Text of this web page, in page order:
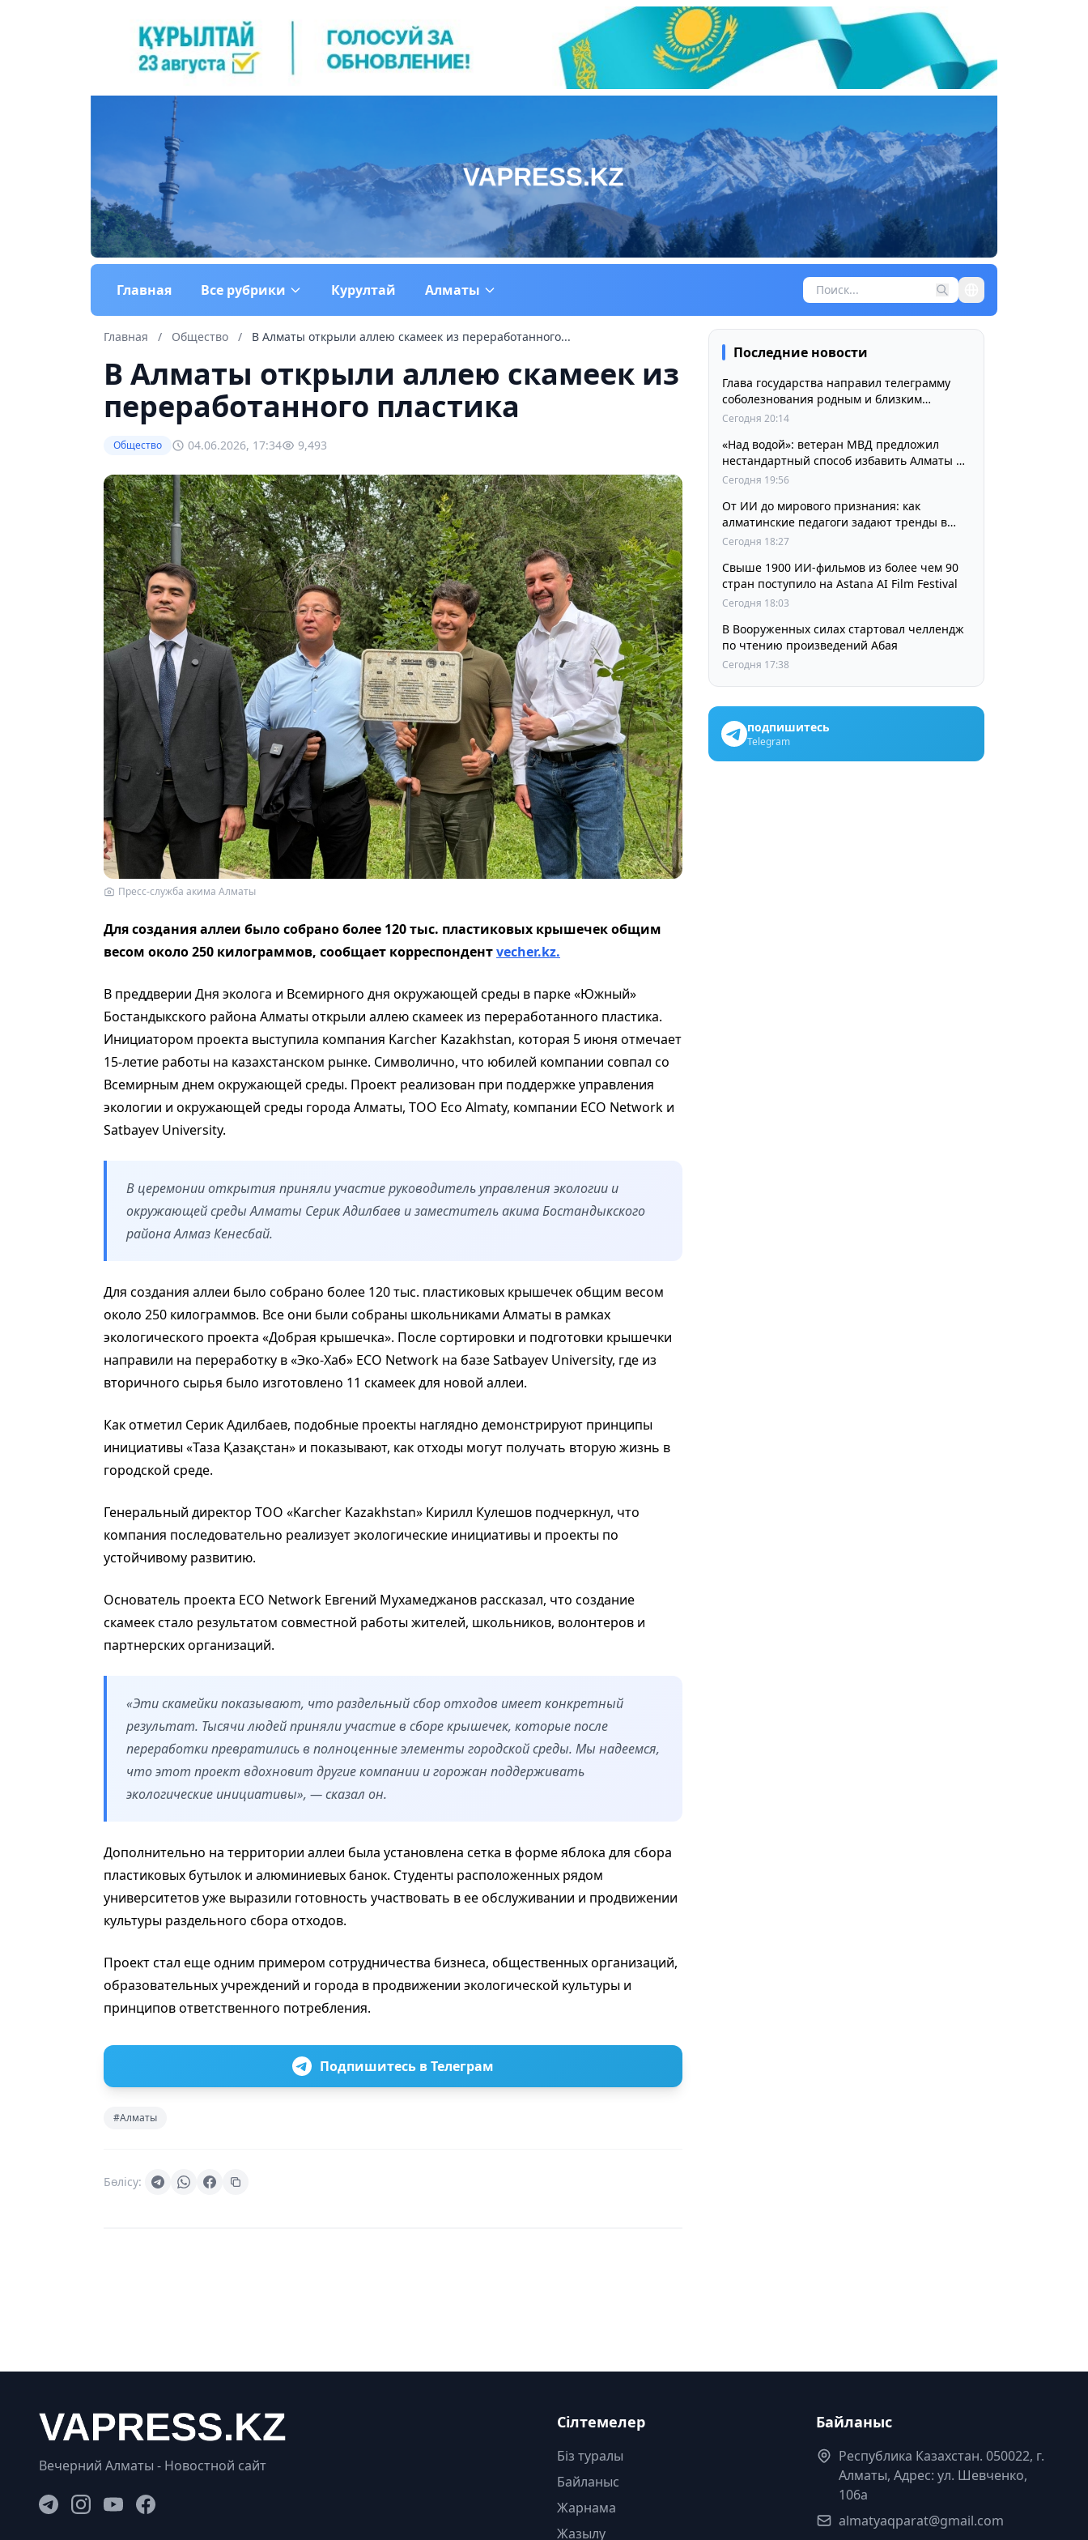
Главная Все рубрики Курултай Алматы
Главная / Общество / В Алматы открыли аллею скамеек из переработанного...
В Алматы открыли аллею скамеек из
переработанного пластика
Общество 04.06.2026, 17:34 9,493
Пресс-служба акима Алматы
Для создания аллеи было собрано более 120 тыс. пластиковых крышечек общим
весом около 250 килограммов, сообщает корреспондентvecher.kz.
В преддверии Дня эколога и Всемирного дня окружающей среды в парке «Южный»
Бостандыкского района Алматы открыли аллею скамеек из переработанного пластика.
Инициатором проекта выступила компания Karcher Kazakhstan, которая 5 июня отмечает
15-летие работы на казахстанском рынке. Символично, что юбилей компании совпал со
Всемирным днем окружающей среды. Проект реализован при поддержке управления
экологии и окружающей среды города Алматы, ТОО Eco Almaty, компании ECO Network и
Satbayev University.
В церемонии открытия приняли участие руководитель управления экологии и
окружающей среды Алматы Серик Адилбаев и заместитель акима Бостандыкского
района Алмаз Кенесбай.
Для создания аллеи было собрано более 120 тыс. пластиковых крышечек общим весом
около 250 килограммов. Все они были собраны школьниками Алматы в рамках
экологического проекта «Добрая крышечка». После сортировки и подготовки крышечки
направили на переработку в «Эко-Хаб» ECO Network на базе Satbayev University, где из
вторичного сырья было изготовлено 11 скамеек для новой аллеи.
Как отметил Серик Адилбаев, подобные проекты наглядно демонстрируют принципы
инициативы «Таза Қазақстан» и показывают, как отходы могут получать вторую жизнь в
городской среде.
Генеральный директор ТОО «Karcher Kazakhstan» Кирилл Кулешов подчеркнул, что
компания последовательно реализует экологические инициативы и проекты по
устойчивому развитию.
Основатель проекта ECO Network Евгений Мухамеджанов рассказал, что создание
скамеек стало результатом совместной работы жителей, школьников, волонтеров и
партнерских организаций.
«Эти скамейки показывают, что раздельный сбор отходов имеет конкретный
результат. Тысячи людей приняли участие в сборе крышечек, которые после
переработки превратились в полноценные элементы городской среды. Мы надеемся,
что этот проект вдохновит другие компании и горожан поддерживать
экологические инициативы», — сказал он.
Дополнительно на территории аллеи была установлена сетка в форме яблока для сбора
пластиковых бутылок и алюминиевых банок. Студенты расположенных рядом
университетов уже выразили готовность участвовать в ее обслуживании и продвижении
культуры раздельного сбора отходов.
Проект стал еще одним примером сотрудничества бизнеса, общественных организаций,
образовательных учреждений и города в продвижении экологической культуры и
принципов ответственного потребления.
Подпишитесь в Телеграм
#Алматы
Бөлісу:
Последние новости
Глава государства направил телеграмму
соболезнования родным и близким
выдающегося кинорежиссера Ардака
Сегодня 20:14
«Над водой»: ветеран МВД предложил
нестандартный способ избавить Алматы от
пробок и смога
Сегодня 19:56
От ИИ до мирового признания: как
алматинские педагоги задают тренды в
изучении языков
Сегодня 18:27
Свыше 1900 ИИ-фильмов из более чем 90
стран поступило на Astana AI Film Festival
Сегодня 18:03
В Вооруженных силах стартовал челлендж
по чтению произведений Абая
Сегодня 17:38
подпишитесь
Telegram
Вечерний Алматы - Новостной сайт
Сілтемелер
Біз туралы
Байланыс
Жарнама
Жазылу
Байланыс
Республика Казахстан. 050022, г.
Алматы, Адрес: ул. Шевченко,
106а
almatyaqparat@gmail.com